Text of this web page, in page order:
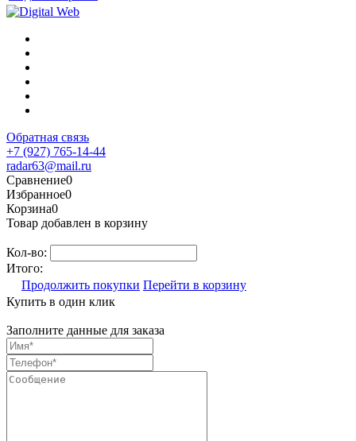
Обратная связь
+7 (927) 765-14-44
radar63@mail.ru
Сравнение0
Избранное0
Корзина0
Товар добавлен в корзину
Кол-во:
Итого:
Продолжить покупки Перейти в корзину
Купить в один клик
Заполните данные для заказа